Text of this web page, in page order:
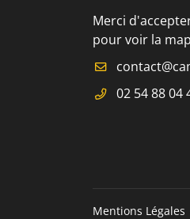
Merci
pour voir la
02 54 88 04
Mentions Légales